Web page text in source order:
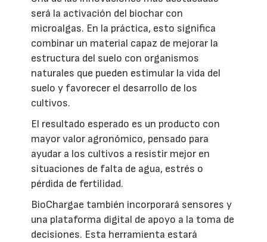
será la activación del biochar con
microalgas. En la práctica, esto significa
combinar un material capaz de mejorar la
estructura del suelo con organismos
naturales que pueden estimular la vida del
suelo y favorecer el desarrollo de los
cultivos.
El resultado esperado es un producto con
mayor valor agronómico, pensado para
ayudar a los cultivos a resistir mejor en
situaciones de falta de agua, estrés o
pérdida de fertilidad.
BioChargae también incorporará sensores y
una plataforma digital de apoyo a la toma de
decisiones. Esta herramienta estará